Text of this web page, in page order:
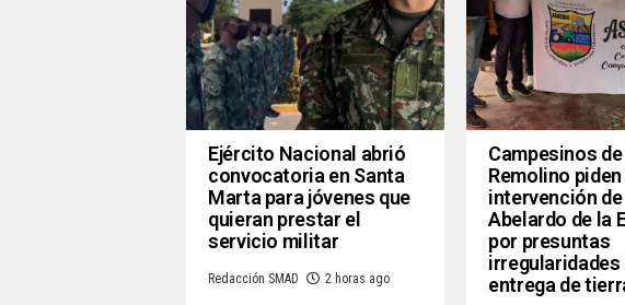
Ejército Nacional abrió
convocatoria en Santa
Marta para jóvenes que
quieran prestar el
servicio militar
Redacción SMAD 2 horas ago
Campesinos de
Remolino
intervención de
Abelardo de la
por presuntas
irregularidades
entrega de